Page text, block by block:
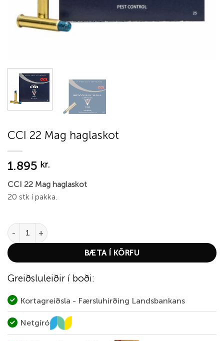
CCI 22 Mag haglaskot
1.895 kr.
CCI 22 Mag haglaskot
20 stk í pakka.
CCI 22 Mag haglaskot quantity
BÆTA Í KÖRFU
Greiðsluleiðir í boði:
Kortagreiðsla - Færsluhirðing Landsbankans
Netgíró